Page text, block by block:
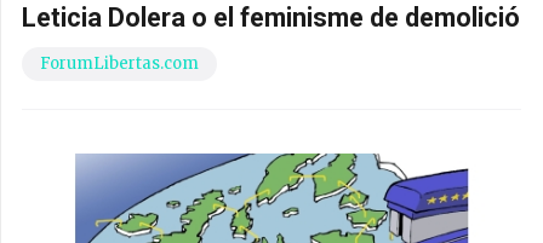
Leticia Dolera o el feminisme de demolició
ForumLibertas.com